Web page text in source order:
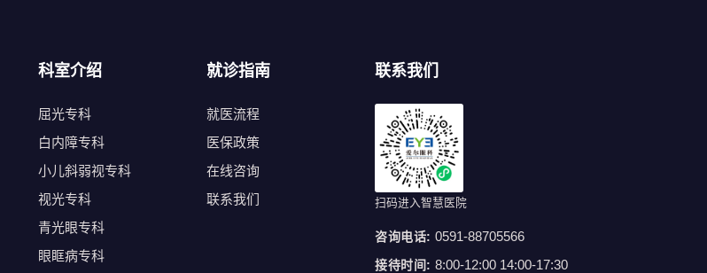
科室介绍
屈光专科
白内障专科
小儿斜弱视专科
视光专科
青光眼专科
眼眶病专科
就诊指南
就医流程
医保政策
在线咨询
联系我们
联系我们
扫码进入智慧医院
咨询电话: 0591-88705566
接待时间: 8:00-12:00 14:00-17:30